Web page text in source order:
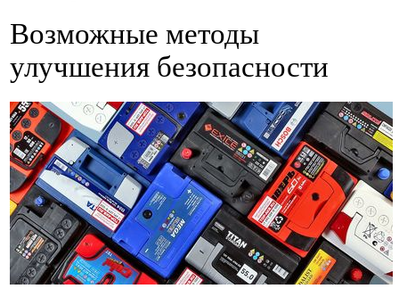
Возможные методы
улучшения безопасности